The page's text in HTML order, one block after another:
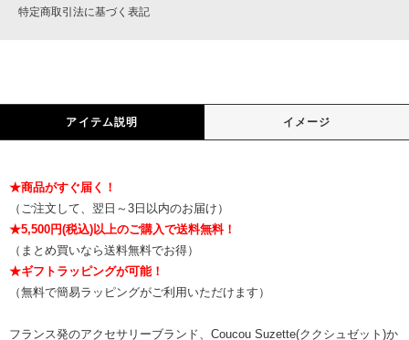
特定商取引法に基づく表記
アイテム説明 イメージ
★商品がすぐ届く！
（ご注文して、翌日～3日以内のお届け）
★5,500円(税込)以上のご購入で送料無料！
（まとめ買いなら送料無料でお得）
★ギフトラッピングが可能！
（無料で簡易ラッピングがご利用いただけます）
フランス発のアクセサリーブランド、Coucou Suzette(ククシュゼット)か